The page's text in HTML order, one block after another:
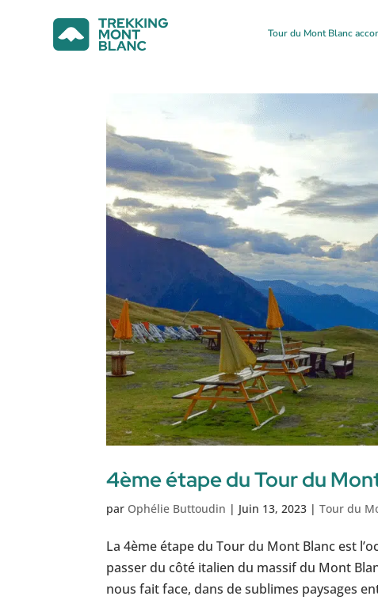
Tour du Mont Blanc
4ème étape du Tour du
par Ophélie Buttoudin | Juin 13, 2023 |Tour du
La 4ème étape du Tour du Mont Blanc est
passer du côté italien du massif du Mont
nous fait face, dans de sublimes paysages